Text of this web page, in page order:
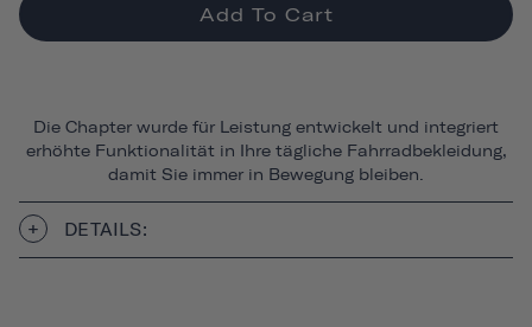
Add To Cart
Die Chapter wurde für Leistung entwickelt und integriert
erhöhte Funktionalität in Ihre tägliche Fahrradbekleidung,
damit Sie immer in Bewegung bleiben.
DETAILS: